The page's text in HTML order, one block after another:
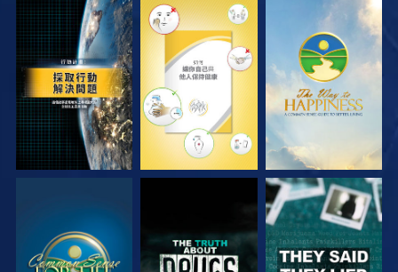
觀看 觀看 觀看
觀看 觀看 觀看